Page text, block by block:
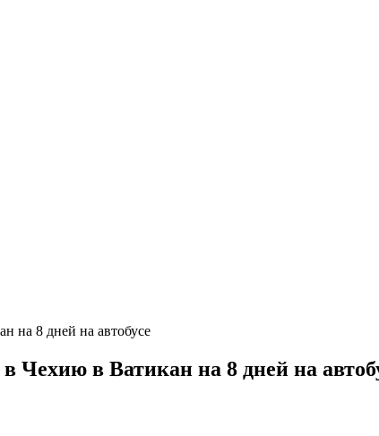
в Ватикан на 8 дней на